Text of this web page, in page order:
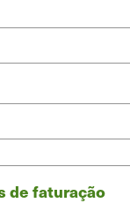
de faturação